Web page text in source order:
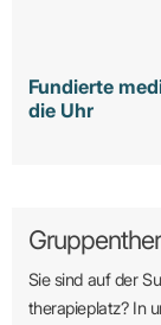
Fundierte
die Uhr
Sie sind auf der
therapie­platz? In